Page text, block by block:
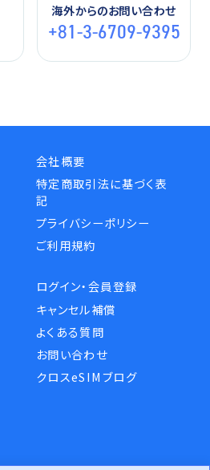
海外からのお問い合わせ
+81-3-6709-9395
会社概要
特定商取引法に基づく表
記
プライバシーポリシー
ご利用規約
ログイン・会員登録
キャンセル補償
よくある質問
お問い合わせ
クロスeSIMブログ